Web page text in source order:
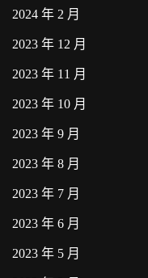
2024 年 2 月
2023 年 12 月
2023 年 11 月
2023 年 10 月
2023 年 9 月
2023 年 8 月
2023 年 7 月
2023 年 6 月
2023 年 5 月